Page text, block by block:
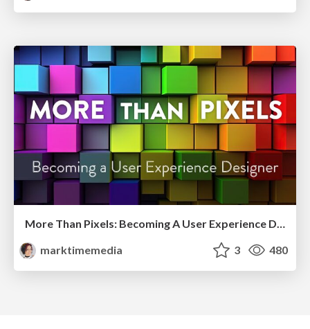
marktimemedia
3 480